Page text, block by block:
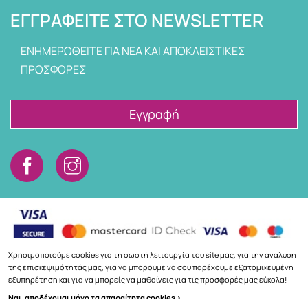
ΕΓΓΡΑΦΕΊΤΕ ΣΤΟ NEWSLETTER
ΕΝΗΜΕΡΩΘΕΙΤΕ ΓΙΑ ΝΕΑ ΚΑΙ ΑΠΟΚΛΕΙΣΤΙΚΕΣ
ΠΡΟΣΦΟΡΕΣ
Εγγραφή
Χρησιμοποιούμε cookies για τη σωστή λειτουργία του site μας, για την ανάλυση
της επισκεψιμότητάς μας, για να μπορούμε να σου παρέχουμε εξατομικευμένη
εξυπηρέτηση και για να μπορείς να μαθαίνεις για τις προσφορές μας εύκολα!